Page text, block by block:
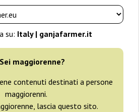
su: Italy | ganjafarmer.it
Sei maggiorenne?
contenuti destinati a persone
maggiorenni.
lascia questo sito.